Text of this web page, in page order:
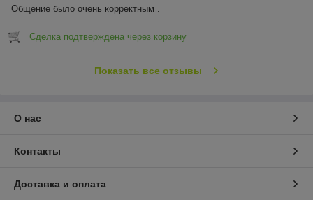
Общение было очень корректным .
Сделка подтверждена через корзину
Показать все отзывы
О нас
Контакты
Доставка и оплата